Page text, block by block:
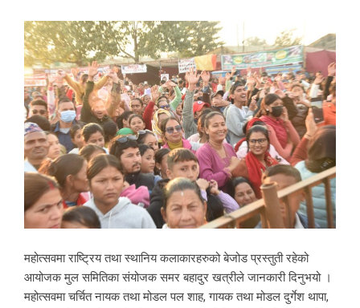
महोत्सवमा राष्ट्रिय तथा स्थानिय कलाकारहरुको बेजोड प्रस्तुती रहेको
आयोजक मुल समितिका संयोजक समर बहादुर खत्रीले जानकारी दिनुभयो ।
महोत्सवमा चर्चित नायक तथा मोडल पल शाह, गायक तथा मोडल दुर्गेश थापा,